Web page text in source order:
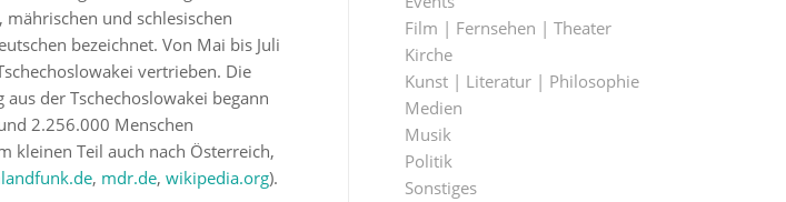
und schlesischen
bezeichnet. Von Mai bis Juli
vertrieben. Die
der Tschechoslowakei begann
2.256.000 Menschen
kleinen Teil auch nach Österreich,
, mdr.de, wikipedia.org).
Film | Fernsehen | Theater
Kirche
Kunst | Literatur | Philosophie
Medien
Musik
Politik
Sonstiges